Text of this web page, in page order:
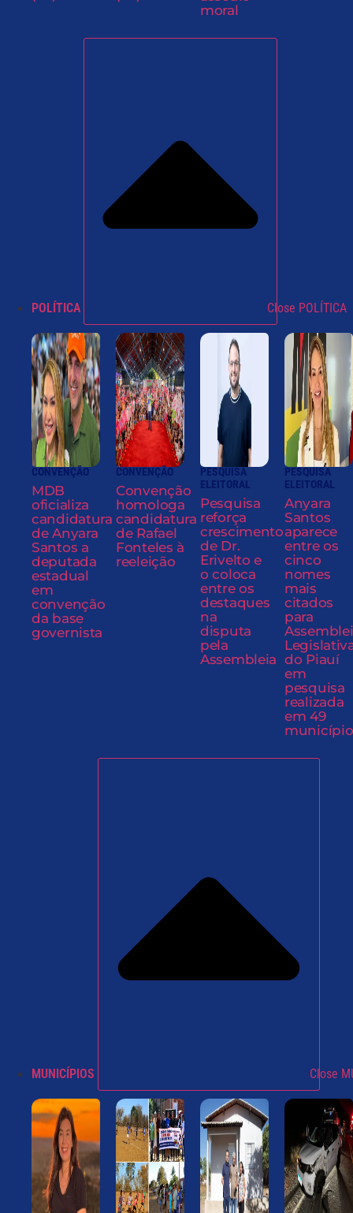
moral
POLÍTICA Close POLÍTICA
CONVENÇÃO
MDB
oficializa
candidatura
de Anyara
Santos a
deputada
estadual
em
convenção
da base
governista
CONVENÇÃO
Convenção
homologa
candidatura
de Rafael
Fonteles à
reeleição
PESQUISA
ELEITORAL
Pesquisa
reforça
crescimento
de Dr.
Erivelto e
o coloca
entre os
destaques
na
disputa
pela
Assembleia
PESQUISA
ELEITORAL
Anyara
Santos
aparece
entre os
cinco
nomes
mais
citados
para
do Piauí
em
pesquisa
realizada
em 49
MUNICÍPIOS Close